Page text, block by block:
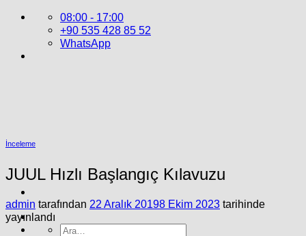
İçeriğe
08:00 - 17:00
+90 535 428 85 52
WhatsApp
Ara:
İnceleme
JUUL Hızlı Başlangıç ​​Kılavuzu
admin tarafından 22 Aralık 20198 Ekim 2023 tarihinde
yayınlandı